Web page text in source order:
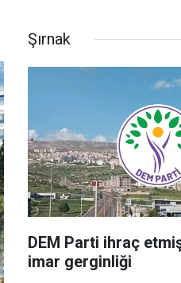
Şırnak
DEM Parti ihraç
imar gerginliği